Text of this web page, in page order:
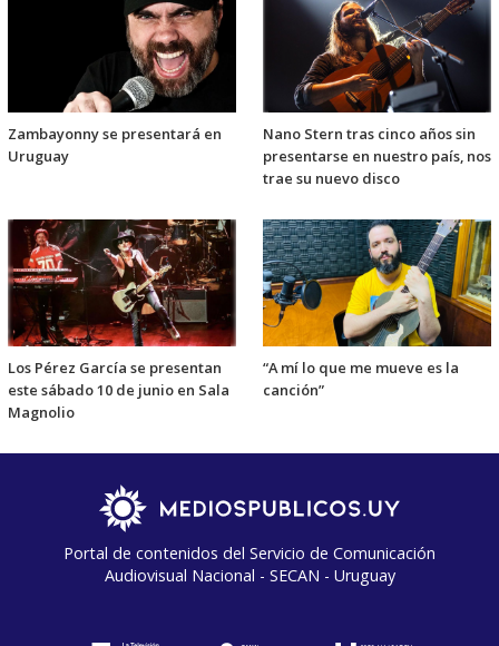
Zambayonny se presentará en
Uruguay
Nano Stern tras cinco años sin
presentarse en nuestro país, nos
trae su nuevo disco
Los Pérez García se presentan
este sábado 10 de junio en Sala
Magnolio
“A mí lo que me mueve es la
canción”
Portal de contenidos del Servicio de Comunicación
Audiovisual Nacional - SECAN - Uruguay